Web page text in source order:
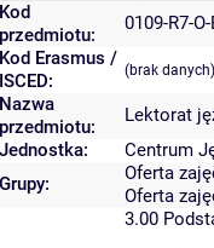
Kod
przedmiotu:
0109-R7-
Kod Erasmus /
ISCED:
(brak danych)
Nazwa
przedmiotu:
Lektorat
Jednostka:
Centrum
Grupy:
Oferta
Oferta
3.00